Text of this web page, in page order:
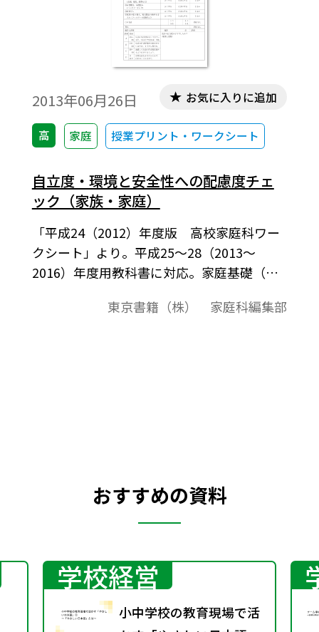
2013年06月26日
高 家庭 授業プリント・ワークシート
お気に入りに追加
自立度・環境と安全性への配慮度チェ
ック（家族・家庭）
「平成24（2012）年度版 高校家庭科ワー
クシート」より。平成25～28（2013～
2016）年度用教科書に対応。家庭基礎（教
p.15～16，116～121）に準拠。自分が今ど
東京書籍（株） 家庭科編集部
おすすめの資料
学校経営
小中学校の教育現場で活